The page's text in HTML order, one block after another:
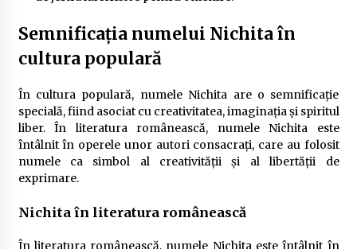
Semnificația numelui Nichita în
cultura populară
În cultura populară, numele Nichita are o semnificație
specială, fiind asociat cu creativitatea, imaginația și spiritul
liber. În literatura românească, numele Nichita este
întâlnit în operele unor autori consacrați, care au folosit
numele ca simbol al creativității și al libertății de
exprimare.
Nichita în literatura românească
În literatura românească, numele Nichita este întâlnit în